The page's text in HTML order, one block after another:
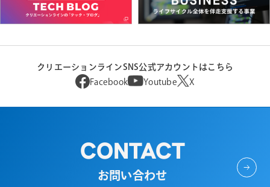
クリエーションラインSNS公式アカウントはこちら
Facebook
Youtube X
CONTACT
お問い合わせ